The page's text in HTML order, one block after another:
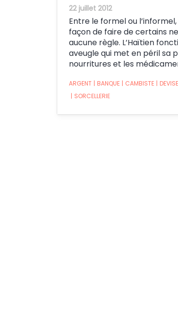
22 juillet 2012
Entre le formel ou
façon de faire de certains
aucune règle. L’Haïtien
aveugle qui met en péril sa
nourritures et les
ARGENT | BANQUE | CAMBISTE | DEVISE
| SORCELLERIE